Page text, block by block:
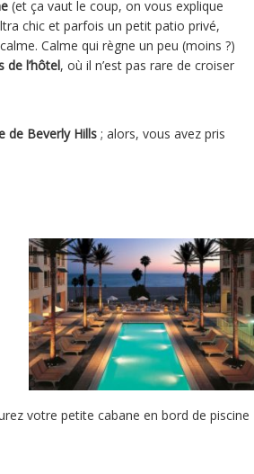
(et ça vaut le coup, on vous explique
chic et parfois un petit patio privé,
Calme qui règne un peu (moins ?)
de l’hôtel, où il n’est pas rare de croiser
de Beverly Hills ; alors, vous avez pris
votre petite cabane en bord de piscine